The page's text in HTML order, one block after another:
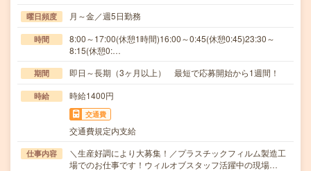
曜日頻度 月～金／週5日勤務
時間
8:00～17:00(休憩1時間)16:00～0:45(休憩0:45)23:30～
8:15(休憩0:…
期間 即日～長期（3ヶ月以上） 最短で応募開始から1週間！
時給 時給1400円
交通費
交通費規定内支給
仕事内容
＼生産好調により大募集！／プラスチックフィルム製造工
場でのお仕事です！ウィルオブスタッフ活躍中の現場…